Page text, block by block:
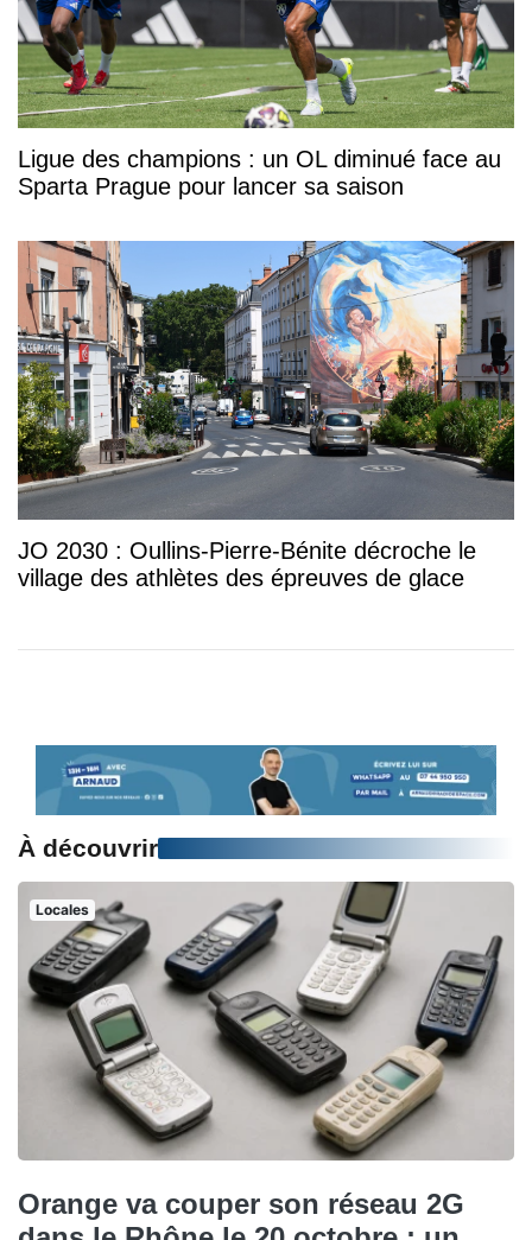
Ligue des champions : un OL diminué face au
Sparta Prague pour lancer sa saison
JO 2030 : Oullins-Pierre-Bénite décroche le
village des athlètes des épreuves de glace
À découvrir
Locales
Orange va couper son réseau 2G